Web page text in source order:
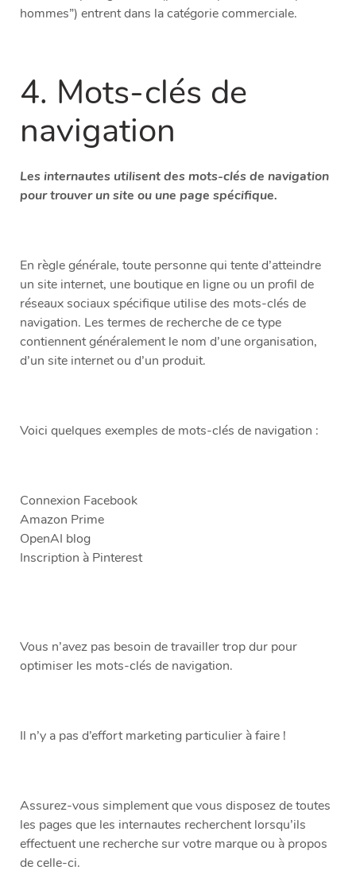
hommes”) entrent dans la catégorie commerciale.
4. Mots-clés de
navigation
Les internautes utilisent des mots-clés de navigation
pour trouver un site ou une page spécifique.
En règle générale, toute personne qui tente d’atteindre
un site internet, une boutique en ligne ou un profil de
réseaux sociaux spécifique utilise des mots-clés de
navigation. Les termes de recherche de ce type
contiennent généralement le nom d’une organisation,
d’un site internet ou d’un produit.
Voici quelques exemples de mots-clés de navigation :
Connexion Facebook
Amazon Prime
OpenAI blog
Inscription à Pinterest
Vous n’avez pas besoin de travailler trop dur pour
optimiser les mots-clés de navigation.
Il n’y a pas d’effort marketing particulier à faire !
Assurez-vous simplement que vous disposez de toutes
les pages que les internautes recherchent lorsqu’ils
effectuent une recherche sur votre marque ou à propos
de celle-ci.